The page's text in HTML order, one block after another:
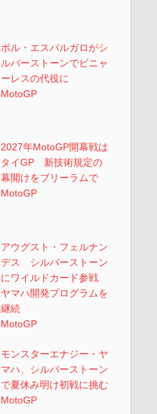
ポル・エスパルガロがシ
ルバーストーンでビニャ
ーレスの代役に
MotoGP
2027年MotoGP開幕戦は
タイGP 新技術規定の
幕開けをブリーラムで
MotoGP
アウグスト・フェルナン
デス シルバーストーン
にワイルドカード参戦
ヤマハ開発プログラムを
継続
MotoGP
モンスターエナジー・ヤ
マハ、シルバーストーン
で夏休み明け初戦に挑む
MotoGP